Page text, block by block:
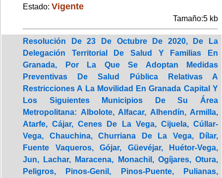
Estado: Vigente
Tamaño:5 kb
Resolución De 23 De Octubre De 2020, De La
Delegación Territorial De Salud Y Familias En
Granada, Por La Que Se Adoptan Medidas
Preventivas De Salud Pública Relativas A
Restricciones A La Movilidad En Granada Capital Y
Los Siguientes Municipios De Su Área
Metropolitana: Albolote, Alfacar, Alhendín, Armilla,
Atarfe, Cájar, Cenes De La Vega, Cijuela, Cúllar-
Vega, Chauchina, Churriana De La Vega, Dílar,
Fuente Vaqueros, Gójar, Güevéjar, Huétor-Vega,
Jun, Lachar, Maracena, Monachil, Ogíjares, Otura,
Peligros, Pinos-Genil, Pinos-Puente, Pulianas,